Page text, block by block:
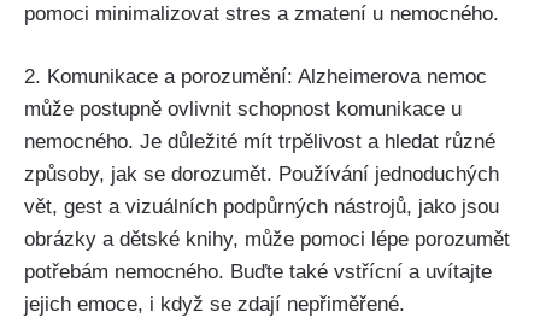
pomoci minimalizovat stres a zmatení u nemocného.
2. Komunikace a porozumění: Alzheimerova nemoc
může postupně ovlivnit schopnost komunikace u
nemocného. Je důležité mít trpělivost a hledat různé
způsoby, jak se dorozumět. Používání jednoduchých
vět, gest a vizuálních podpůrných nástrojů, jako jsou
obrázky a dětské knihy, může pomoci lépe porozumět
potřebám nemocného. Buďte také vstřícní a uvítajte
jejich emoce, i když se zdají nepřiměřené.